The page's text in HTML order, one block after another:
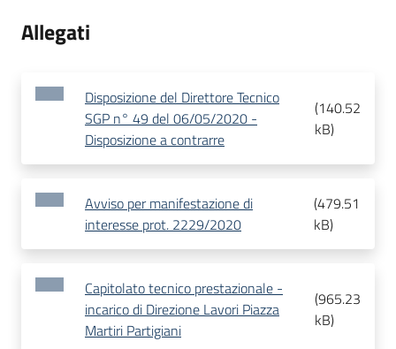
Allegati
Disposizione del Direttore Tecnico
SGP n° 49 del 06/05/2020 -
Disposizione a contrarre
(140.52
kB)
Avviso per manifestazione di
interesse prot. 2229/2020
(479.51
kB)
Capitolato tecnico prestazionale -
incarico di Direzione Lavori Piazza
Martiri Partigiani
(965.23
kB)